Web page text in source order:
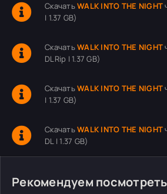
СкачатьWALK INTO THE NIGHT
| 1.37 GB)
СкачатьWALK INTO THE NIGHT
DLRip | 1.37 GB)
СкачатьWALK INTO THE NIGHT
| 1.37 GB)
СкачатьWALK INTO THE NIGHT
DL | 1.37 GB)
Рекомендуем